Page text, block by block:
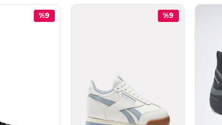
%9 %9